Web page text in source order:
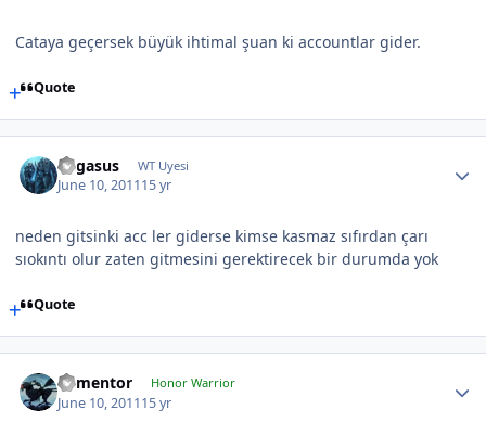
Cataya geçersek büyük ihtimal şuan ki accountlar gider.
Quote
Pegasus WT Uyesi
June 10, 201115 yr
neden gitsinki acc ler giderse kimse kasmaz sıfırdan çarı
sıokıntı olur zaten gitmesini gerektirecek bir durumda yok
Quote
dementor Honor Warrior
June 10, 201115 yr